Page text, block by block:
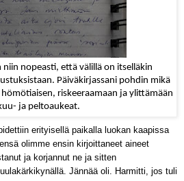
nopeasti, että välillä on itselläkin
Päiväkirjassani pohdin mikä
riskeeraamaan ja ylittämään
ja peltoaukeat.
erityisellä paikalla luokan kaapissa
olimme ensin kirjoittaneet aineet
ja korjannut ne ja sitten
Jännää oli. Harmitti, jos tuli